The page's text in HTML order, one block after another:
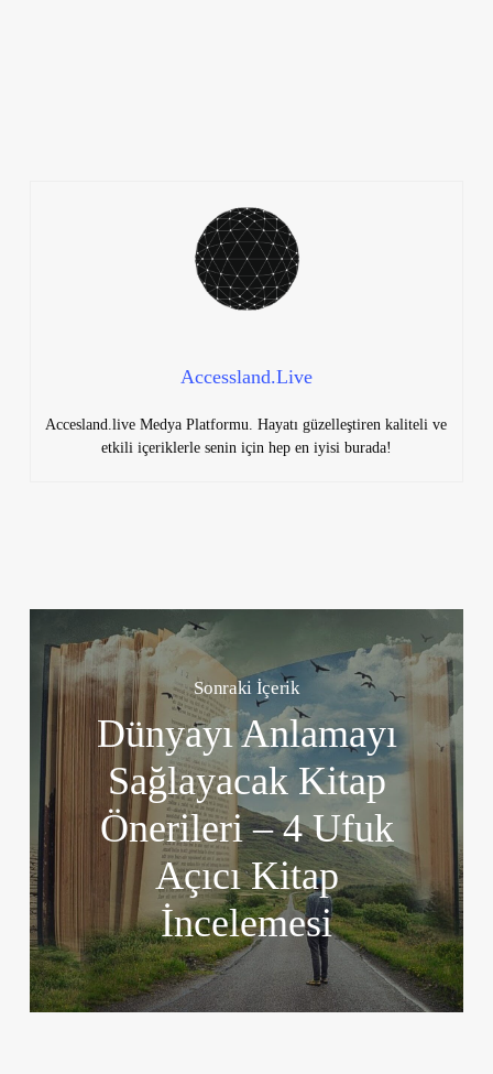
Accessland.Live
Accesland.live Medya Platformu. Hayatı güzelleştiren kaliteli ve
etkili içeriklerle senin için hep en iyisi burada!
Sonraki İçerik
Dünyayı Anlamayı
Sağlayacak Kitap
Önerileri – 4 Ufuk
Açıcı Kitap
İncelemesi